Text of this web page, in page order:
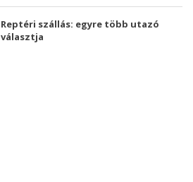
Reptéri szállás: egyre több utazó
választja